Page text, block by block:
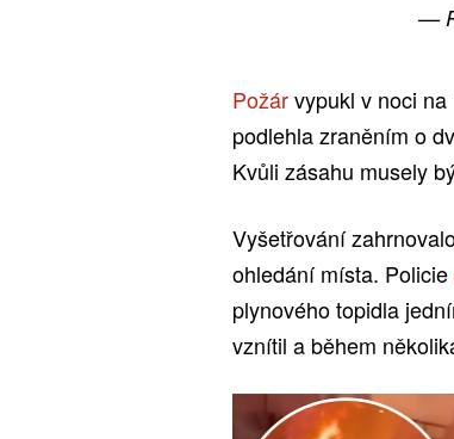
—
Požárvypukl v noci
podlehla zraněním o
Kvůli zásahu musely
Vyšetřování
ohledání místa. Policie
plynového topidla
vznítil a během